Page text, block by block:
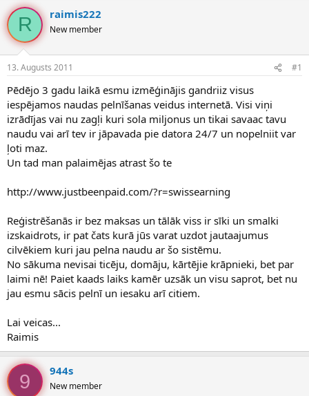
v
e
d
i
n
a
u
z
s
ā
c
ē
k
m
a
u
m
s
R raimis222
New member
13. Augusts 2011 #1
Pēdējo 3 gadu laikā esmu izmēģinājis gandriiz visus
iespējamos naudas pelnīšanas veidus internetā. Visi viņi
izrādījas vai nu zagļi kuri sola miljonus un tikai savaac tavu
naudu vai arī tev ir jāpavada pie datora 24/7 un nopelniit var
ļoti maz.
Un tad man palaimējas atrast šo te
http://www.justbeenpaid.com/?r=swissearning
Reģistrēšanās ir bez maksas un tālāk viss ir sīki un smalki
izskaidrots, ir pat čats kurā jūs varat uzdot jautaajumus
cilvēkiem kuri jau pelna naudu ar šo sistēmu.
No sākuma nevisai ticēju, domāju, kārtējie krāpnieki, bet par
laimi nē! Paiet kaads laiks kamēr uzsāk un visu saprot, bet nu
jau esmu sācis pelnī un iesaku arī citiem.
Lai veicas...
Raimis
9 944s
New member